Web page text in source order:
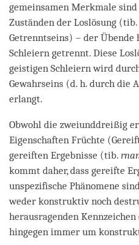
gemeinsamen Merkmale
Zuständen der Loslösung (tib.
Getrenntseins) – der Übende
Schleiern getrennt. Diese
geistigen Schleiern wird
Gewahrseins (d. h. durch die
erlangt.
Obwohl die zweiunddreißig
Eigenschaften Früchte
gereiften Ergebnisse (tib.
kommt daher, dass gereifte
unspezifische Phänomene
weder konstruktiv noch
herausragenden
hingegen immer um